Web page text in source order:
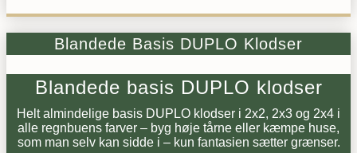
Blandede Basis DUPLO Klodser
Blandede basis DUPLO klodser
Helt almindelige basis DUPLO klodser i 2x2, 2x3 og 2x4 i
alle regnbuens farver – byg høje tårne eller kæmpe huse,
som man selv kan sidde i – kun fantasien sætter grænser.